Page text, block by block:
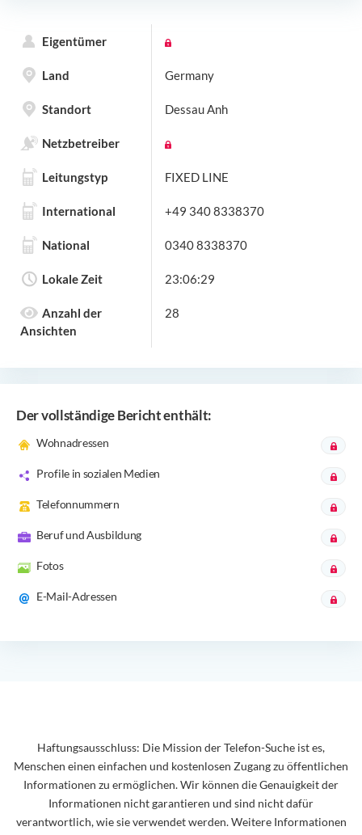
Eigentümer
Land Germany
Standort Dessau Anh
Netzbetreiber
Leitungstyp FIXED LINE
International +49 340 8338370
National 0340 8338370
Lokale Zeit 23:06:29
Anzahl der
Ansichten
28
Der vollständige Bericht enthält:
Wohnadressen
Profile in sozialen Medien
Telefonnummern
Beruf und Ausbildung
Fotos
E-Mail-Adressen
Haftungsausschluss: Die Mission der Telefon-Suche ist es,
Menschen einen einfachen und kostenlosen Zugang zu öffentlichen
Informationen zu ermöglichen. Wir können die Genauigkeit der
Informationen nicht garantieren und sind nicht dafür
verantwortlich, wie sie verwendet werden. Weitere Informationen